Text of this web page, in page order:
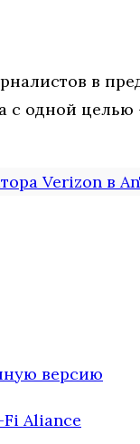
в
одной
Verizon в
версию
Aliance